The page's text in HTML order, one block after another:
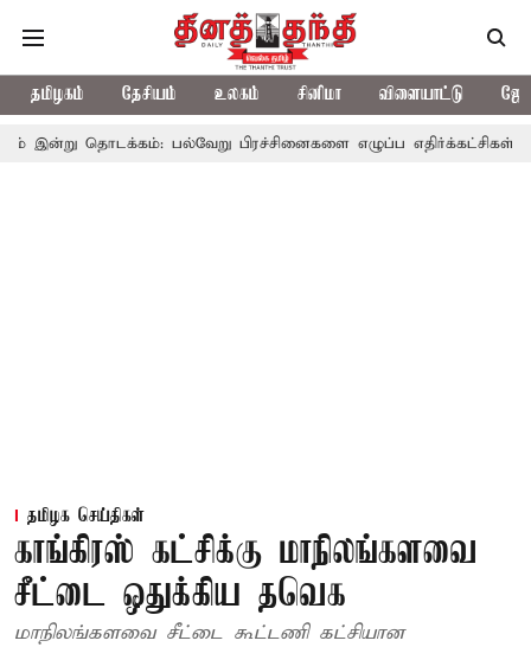
தமிழகம் தேசியம் உலகம் சினிமா விளையாட்டு
பல்வேறு பிரச்சினைகளை எழுப்ப எதிர்க்கட்சிகள் திட்டம்
தமிழக செய்திகள்
காங்கிரஸ் கட்சிக்கு மாநிலங்களவை
சீட்டை ஒதுக்கிய தவெக
மாநிலங்களவை சீட்டை கூட்டணி கட்சியான